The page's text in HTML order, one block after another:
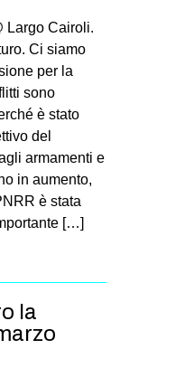
Largo Cairoli.
Ci siamo
per la
sono
è stato
del
armamenti e
in aumento,
è stata
[…]
la